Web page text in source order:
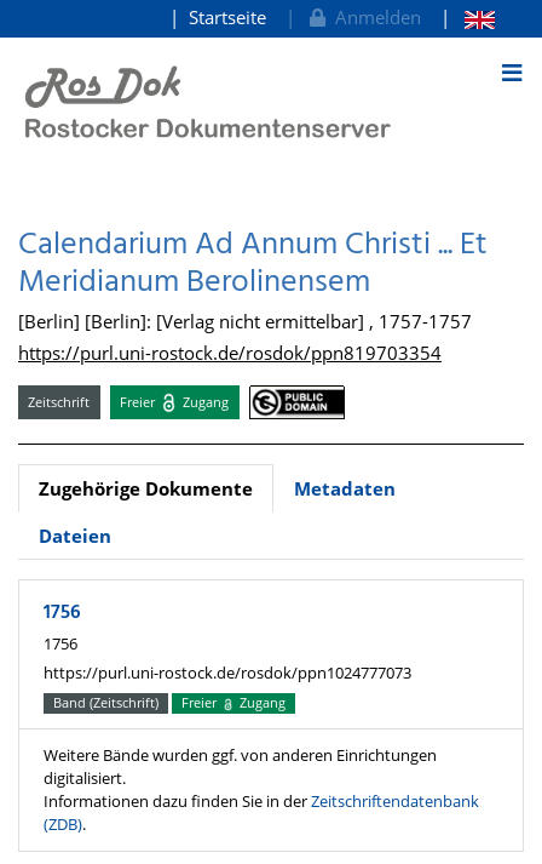
zum Inhalt
Startseite Anmelden
Calendarium Ad Annum Christi ... Et
Meridianum Berolinensem
[Berlin] [Berlin]: [Verlag nicht ermittelbar] , 1757-1757
https://purl.uni-rostock.de/rosdok/ppn819703354
Zeitschrift Freier Zugang
Zugehörige Dokumente
Metadaten
Dateien
1756
1756
https://purl.uni-rostock.de/rosdok/ppn1024777073
Band (Zeitschrift) Freier Zugang
Weitere Bände wurden ggf. von anderen Einrichtungen
digitalisiert.
Informationen dazu finden Sie in derZeitschriftendatenbank
(ZDB).